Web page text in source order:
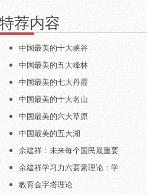
荐内容
中国最美的十大峡谷
中国最美的五大峰林
中国最美的七大丹霞
中国最美的十大名山
中国最美的六大草原
中国最美的五大湖
余建祥：未来每个国民最重要
余建祥学习力六要素理论：学
教育金字塔理论